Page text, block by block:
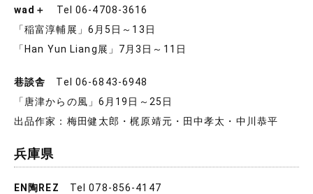
wad＋
Tel 06-4708-3616
「稲富淳輔展」6月5日～13日
「Han Yun Liang展」7月3日～11日
巷談舎 Tel 06-6843-6948
「唐津からの風」6月19日～25日
出品作家：梅田健太郎・梶原靖元・田中孝太・中川恭平
兵庫県
EN陶REZ
Tel 078-856-4147